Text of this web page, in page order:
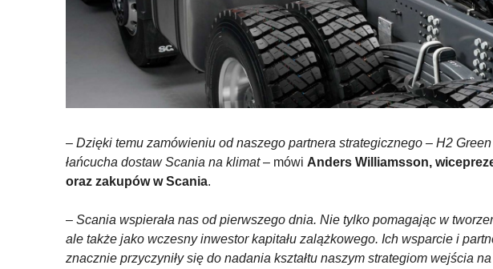
– Dzięki temu zamówieniu od naszego partnera strategicznego – H2
łańcucha dostaw Scania na klimat– mówi Anders Williamsson,
oraz zakupów w Scania.
– Scania wspierała nas od pierwszego dnia. Nie tylko pomagając w
ale także jako wczesny inwestor kapitału zalążkowego. Ich wsparcie i
znacznie przyczyniły się do nadania kształtu naszym strategiom wejścia